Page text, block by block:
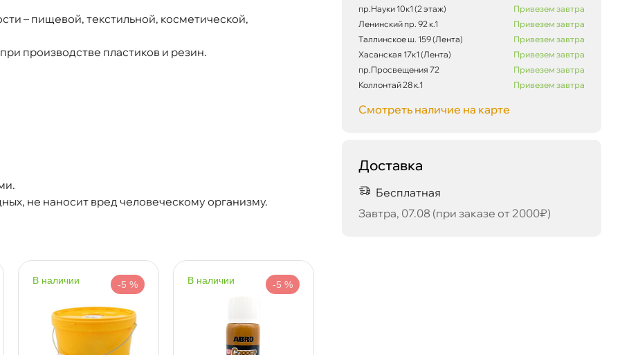
– пищевой, текстильной, косметической,
производстве пластиков и резин.
не наносит вред человеческому организму.
наличии -5 % наличии -5 %
пр.Науки 10к1 (2 этаж)
Привезем завтра
Ленинский пр. 92 к.1
Привезем завтра
Таллинское ш. 159 (Лента)
Привезем завтра
Хасанская 17к1 (Лента)
Привезем завтра
пр.Просвещения 72
Привезем завтра
Коллонтай 28 к.1
Привезем завтра
Смотреть наличие на карте
Доставка
Бесплатная
Завтра, 07.08 (при заказе от 2000₽)
Сегодня, 06.08